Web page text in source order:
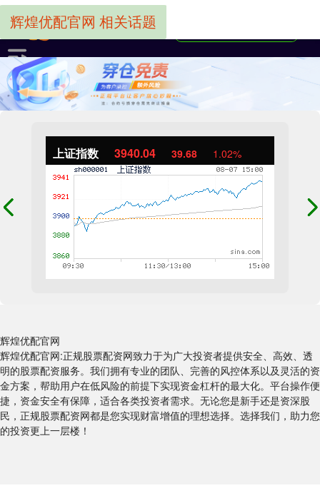
上证指数 3940.04 39.68 1.02%
辉煌优配官网
辉煌优配官网:正规股票配资网致力于为广大投资者提供安全、高效、透
明的股票配资服务。我们拥有专业的团队、完善的风控体系以及灵活的资
金方案，帮助用户在低风险的前提下实现资金杠杆的最大化。平台操作便
捷，资金安全有保障，适合各类投资者需求。无论您是新手还是资深股
民，正规股票配资网都是您实现财富增值的理想选择。选择我们，助力您
的投资更上一层楼！
辉煌优配官网 相关话题